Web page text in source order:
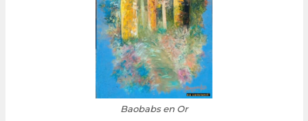
Baobabs en Or